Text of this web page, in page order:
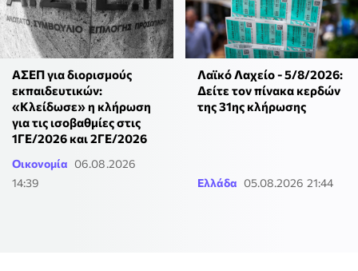
ΑΣΕΠ για διορισμούς
εκπαιδευτικών:
«Κλείδωσε» η κλήρωση
για τις ισοβαθμίες στις
1ΓΕ/2026 και 2ΓΕ/2026
Οικονομία 06.08.2026
14:39
Λαϊκό Λαχείο - 5/8/2026:
Δείτε τον πίνακα κερδών
της 31ης κλήρωσης
Ελλάδα 05.08.2026 21:44